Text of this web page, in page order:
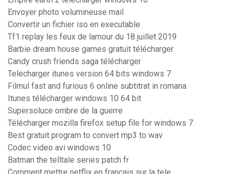
Envoyer photo volumineuse mail
Convertir un fichier iso en executable
Tf1 replay les feux de lamour du 18 juillet 2019
Barbie dream house games gratuit télécharger
Candy crush friends saga télécharger
Telecharger itunes version 64 bits windows 7
Filmul fast and furious 6 online subtitrat in romana
Itunes télécharger windows 10 64 bit
Supersoluce ombre de la guerre
Télécharger mozilla firefox setup file for windows 7
Best gratuit program to convert mp3 to wav
Codec video avi windows 10
Batman the telltale series patch fr